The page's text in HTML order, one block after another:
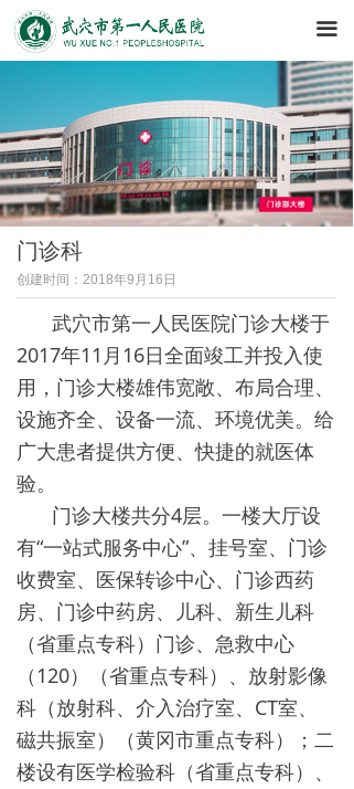
끀
门诊科
创建时间： 2018年9月16日
武穴市第一人民医院门诊大楼于
2017年11月16日全面竣工并投入使
用，门诊大楼雄伟宽敞、布局合理、
设施齐全、设备一流、环境优美。给
广大患者提供方便、快捷的就医体
验。
门诊大楼共分4层。一楼大厅设
有“一站式服务中心”、挂号室、门诊
收费室、医保转诊中心、门诊西药
房、门诊中药房、儿科、新生儿科
（省重点专科）门诊、急救中心
（120）（省重点专科）、放射影像
科（放射科、介入治疗室、CT室、
磁共振室）（黄冈市重点专科）；二
楼设有医学检验科（省重点专科）、